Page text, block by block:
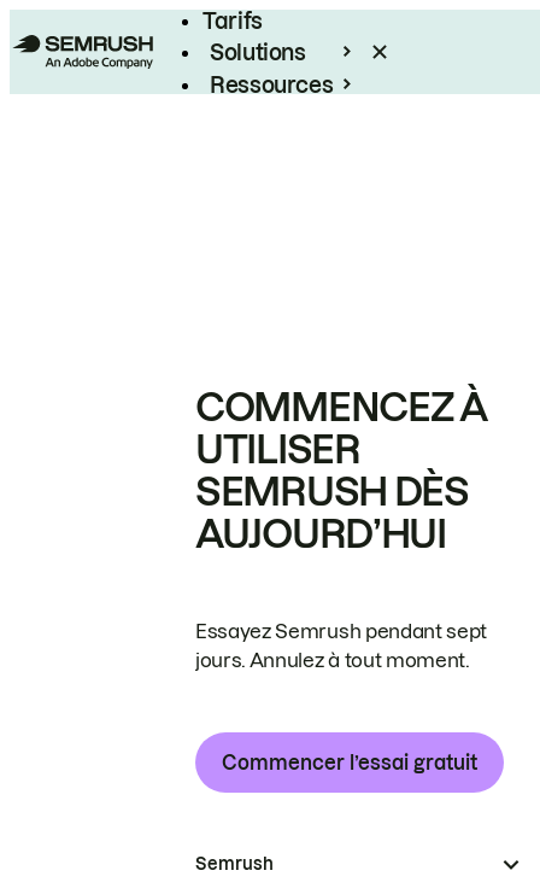
Tarifs
Solutions
Ressources
COMMENCEZ À
UTILISER
SEMRUSH DÈS
AUJOURD’HUI
Essayez Semrush pendant sept
jours. Annulez à tout moment.
Commencer l’essai gratuit
Semrush